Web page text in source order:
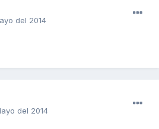
del 2014
del 2014